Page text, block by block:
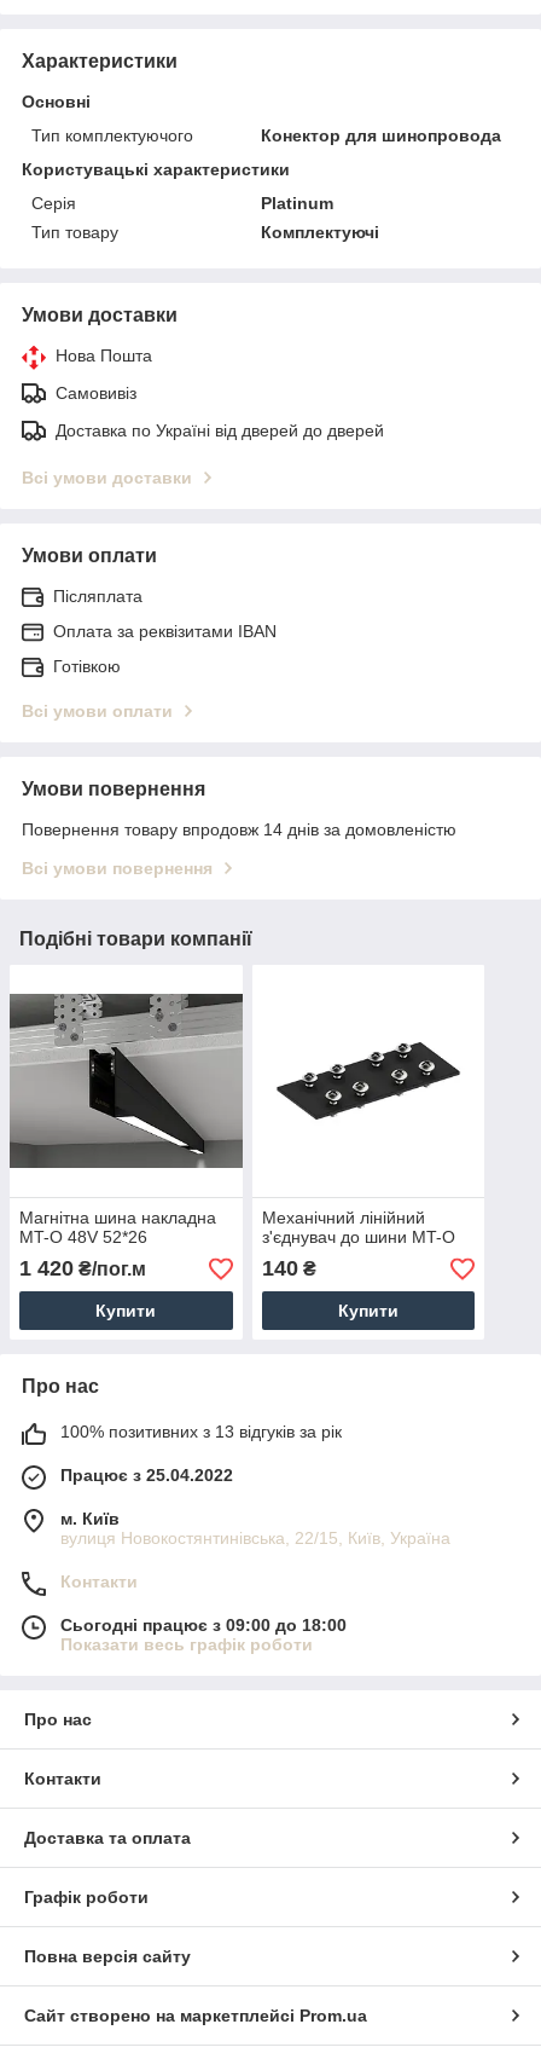
Характеристики
Основні
Тип комплектуючого
Конектор для шинопровода
Користувацькі характеристики
Серія
Platinum
Тип товару
Комплектуючі
Умови доставки
Нова Пошта
Самовивіз
Доставка по Україні від дверей до дверей
Всі умови доставки
Умови оплати
Післяплата
Оплата за реквізитами IBAN
Готівкою
Всі умови оплати
Умови повернення
Повернення товару впродовж 14 днів за домовленістю
Всі умови повернення
Подібні товари компанії
Магнітна шина накладна
MT-O 48V 52*26
1 420 ₴/пог.м
Купити
Механічний лінійний
з'єднувач до шини MT-O
140₴
Купити
Про нас
100% позитивних з 13 відгуків за рік
Працює з 25.04.2022
м. Київ
вулиця Новокостянтинівська, 22/15, Київ, Україна
Контакти
Сьогодні працює з 09:00 до 18:00
Показати весь графік роботи
Про нас
Контакти
Доставка та оплата
Графік роботи
Повна версія сайту
Сайт створено на маркетплейсі Prom.ua